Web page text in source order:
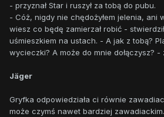
- przyznał Star i ruszył za tobą do pubu.
- Cóż, nigdy nie chędożyłem jelenia, ani
wiesz co będę zamierzał robić -
uśmieszkiem na ustach. - A jak z tobą?
wycieczki? A może do mnie dołączysz? -
Jäger
Gryfka odpowiedziała ci równie
może czymś nawet bardziej zawadiackim.